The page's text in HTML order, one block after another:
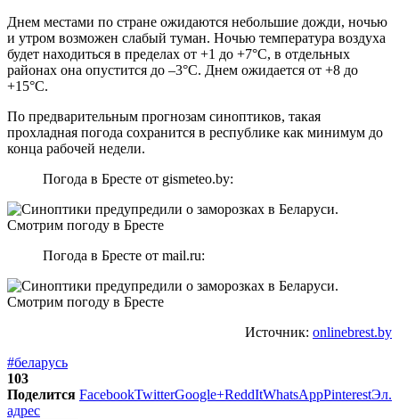
Днем местами по стране ожидаются небольшие дожди, ночью
и утром возможен слабый туман. Ночью температура воздуха
будет находиться в пределах от +1 до +7°С, в отдельных
районах она опустится до –3°С. Днем ожидается от +8 до
+15°С.
По предварительным прогнозам синоптиков, такая
прохладная погода сохранится в республике как минимум до
конца рабочей недели.
Погода в Бресте от gismeteo.by:
Погода в Бресте от mail.ru:
Источник: onlinebrest.by
#беларусь
103
Поделится FacebookTwitterGoogle+ReddItWhatsAppPinterestЭл.
адрес